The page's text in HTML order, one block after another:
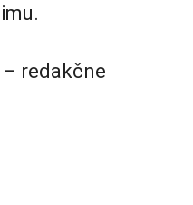
redakčne